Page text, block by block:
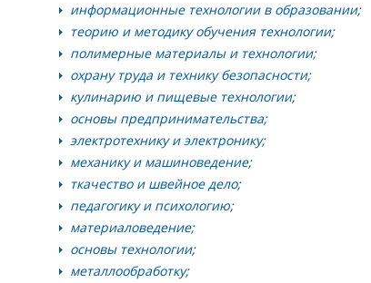
информационные технологии в образовании;
теорию и методику обучения технологии;
полимерные материалы и технологии;
охрану труда и технику безопасности;
кулинарию и пищевые технологии;
основы предпринимательства;
электротехнику и электронику;
механику и машиноведение;
ткачество и швейное дело;
педагогику и психологию;
материаловедение;
основы технологии;
металлообработку;